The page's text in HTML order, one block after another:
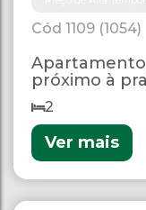
1109 (1054)
próximo à
2
Ver mais